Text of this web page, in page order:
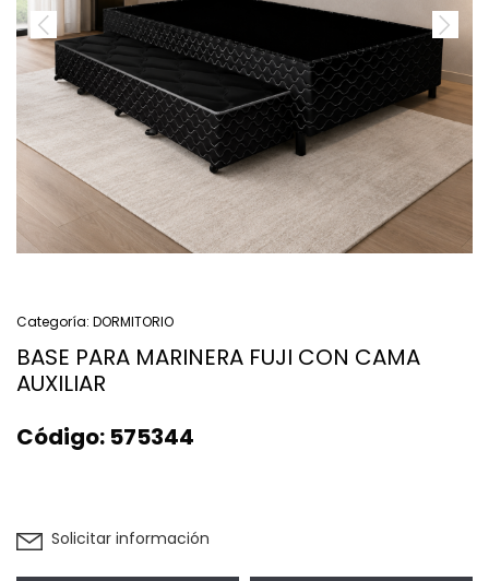
Categoría: DORMITORIO
BASE PARA MARINERA FUJI CON CAMA
AUXILIAR
Código: 575344
Solicitar información